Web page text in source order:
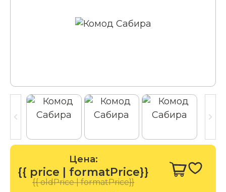
Цена:
{{ price | formatPrice}}
{{ oldPrice | formatPrice}}